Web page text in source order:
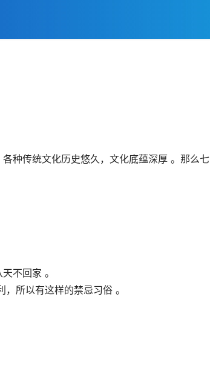
种传统文化历史悠久，文化底蕴深厚 。那么七
不回家 。
所以有这样的禁忌习俗 。